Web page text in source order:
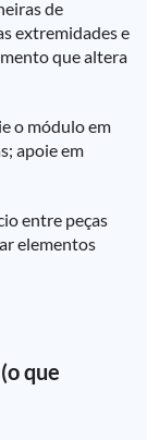
de
extremidades e
que altera
o módulo em
apoie em
entre peças
elementos
que